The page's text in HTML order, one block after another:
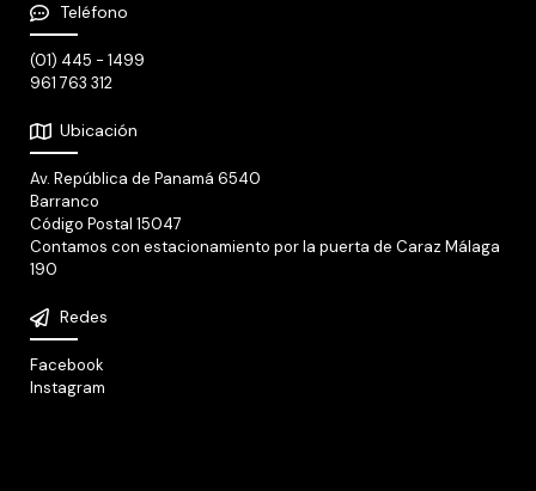
Teléfono
(01) 445 - 1499
961 763 312
Ubicación
Av. República de Panamá 6540
Barranco
Código Postal 15047
Contamos con estacionamiento por la puerta de Caraz Málaga
190
Redes
Facebook
Instagram